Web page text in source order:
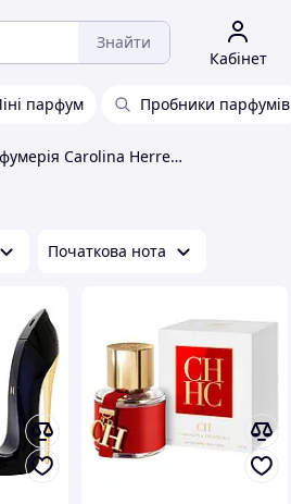
Знайти
Кабінет
парфум Пробники парфумів
Жіноча парфумерія Carolina Herrera
Початкова нота